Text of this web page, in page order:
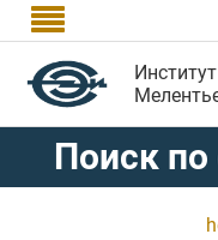

Поиск по